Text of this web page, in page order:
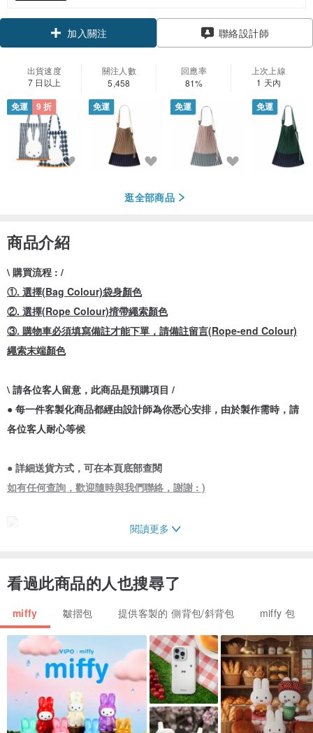
加入關注 聯絡設計師
出貨速度
7 日以上
關注人數
5,458
回應率
81%
上次上線
1 天內
免運 9 折 免運 免運 免運
逛全部商品
商品介紹
\ 購買流程 : /
①. 選擇(Bag Colour)袋身顏色
②. 選擇(Rope Colour)揹帶繩索顏色
③. 購物車必須填寫備註才能下單，請備註留言(Rope-end Colour)
繩索末端顏色
\ 請各位客人留意，此商品是預購項目 /
● 每一件客製化商品都經由設計師為你悉心安排，由於製作需時，請
各位客人耐心等候
● 詳細送貨方式，可在本頁底部查閱
如有任何查詢，歡迎隨時與我們聯絡，謝謝 : )
● 袋身尺寸 : 25cm(闊) x 25cm(高)
● 材質 : Polyester
● 肩帶長度 : 110cm(長)
● 產品設計採用防潑水布料，不易起皺，方便收納備用
● 洗滌後皺摺紋路不變
【↓ 大號連結 ↓】
www.pinkoi.com/product/piZxxLxz
閱讀更多
看過此商品的人也搜尋了
miffy 皺摺包 提供客製的 側背包/斜背包 miffy 包